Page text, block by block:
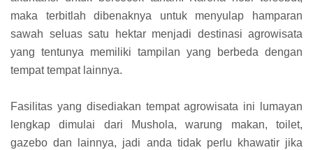
maka terbitlah dibenaknya untuk menyulap hamparan
sawah seluas satu hektar menjadi destinasi agrowisata
yang tentunya memiliki tampilan yang berbeda dengan
tempat tempat lainnya.
Fasilitas yang disediakan tempat agrowisata ini lumayan
lengkap dimulai dari Mushola, warung makan, toilet,
gazebo dan lainnya, jadi anda tidak perlu khawatir jika